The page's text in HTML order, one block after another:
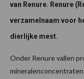
van Renure. Renure
verzamelnaam voor
dierlijke mest.
Onder Renure vallen